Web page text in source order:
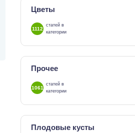
Цветы
1112
статей в
категории
Прочее
1061
статей в
категории
Плодовые кусты